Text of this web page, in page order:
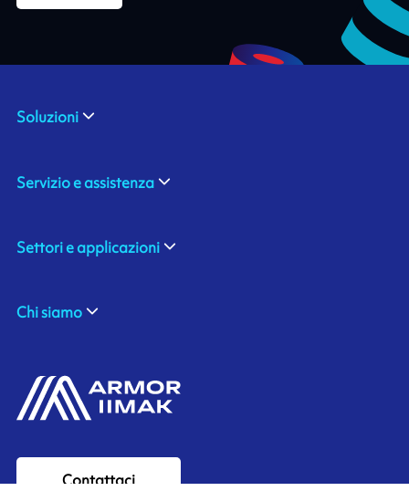
Contattaci
Soluzioni
Servizio e assistenza
Settori e applicazioni
Chi siamo